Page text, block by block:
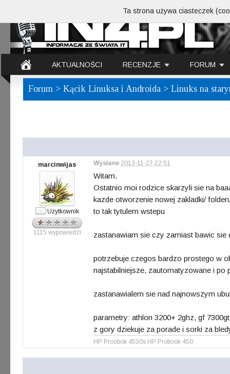
AKTUALNOŚCI RECENZJE FORUM
Forum > Kącik Linuksa i Androida > Linuks na
marcinwijas
Użytkownik
1115 wypowiedzi
Wysłane 2013-11-27 22:51
Witam.
Ostatnio moi rodzice skarzyli sie na
kazde otworzenie nowej zakladki/
to tak tytulem wstepu
zastanawiam sie czy zamiast bawic sie
potrzebuje czegos bardzo prostego w
najstabilniejsze, zautomatyzowane i po
zastanawialem sie nad najnowszym
parametry: athlon 3200+ 2ghz, gf
z gory dziekuje za porade i sorki za
HP Proobok 4530s HP Probook 450
Ta strona używa ciasteczek